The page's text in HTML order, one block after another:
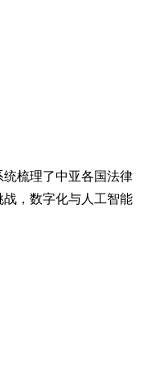
梳理了中亚各国法律
，数字化与人工智能